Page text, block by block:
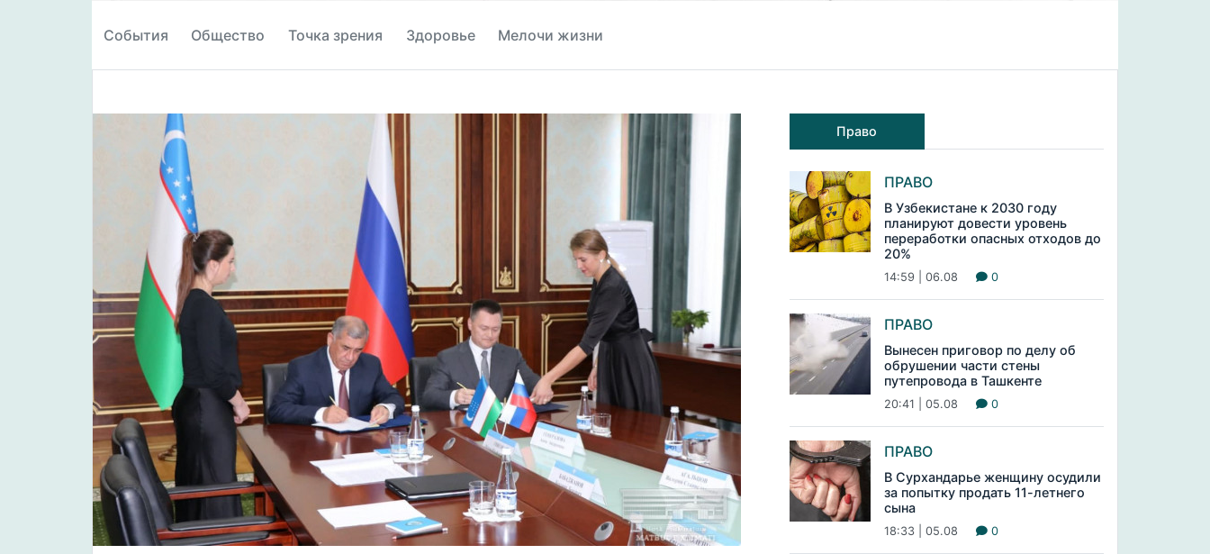
События Общество Точка зрения Здоровье Мелочи жизни
Право
ПРАВО
В Узбекистане к 2030 году
планируют довести уровень
переработки опасных отходов до
20%
14:59 | 06.08 0
ПРАВО
Вынесен приговор по делу об
обрушении части стены
путепровода в Ташкенте
20:41 | 05.08 0
ПРАВО
В Сурхандарье женщину осудили
за попытку продать 11-летнего
сына
18:33 | 05.08 0